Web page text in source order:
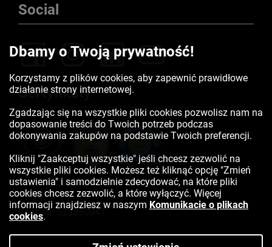
Social
Certyfikaty
Kontakt:523350041
Dbamy o Twoją prywatność!
Korzystamy z plików cookies, aby zapewnić prawidłowe
działanie strony internetowej.
Zgadzając się na wszystkie pliki cookies pozwolisz nam na
dopasowanie treści do Twoich potrzeb podczas
dokonywania zakupów na podstawie Twoich preferencji.
Kliknij "Zaakceptuj wszystkie" jeśli chcesz zezwolić na
wszystkie pliki cookies. Możesz też kliknąć opcję "Zmień
ustawienia" i samodzielnie zdecydować, na które pliki
cookies chcesz zezwolić, a które wyłączyć. Więcej
informacji znajdziesz w naszym Komunikacie o plikach
cookies.